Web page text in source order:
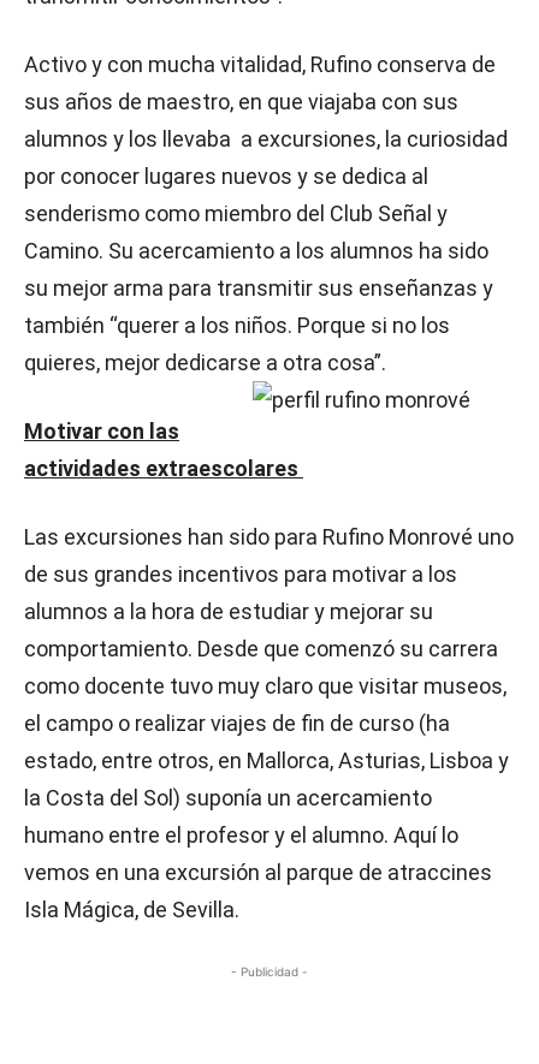
Activo y con mucha vitalidad, Rufino conserva de
sus años de maestro, en que viajaba con sus
alumnos y los llevaba a excursiones, la curiosidad
por conocer lugares nuevos y se dedica al
senderismo como miembro del Club Señal y
Camino. Su acercamiento a los alumnos ha sido
su mejor arma para transmitir sus enseñanzas y
también “querer a los niños. Porque si no los
quieres, mejor dedicarse a otra cosa”.
Motivar con las
actividades extraescolares
Las excursiones han sido para Rufino Monrové uno
de sus grandes incentivos para motivar a los
alumnos a la hora de estudiar y mejorar su
comportamiento. Desde que comenzó su carrera
como docente tuvo muy claro que visitar museos,
el campo o realizar viajes de fin de curso (ha
estado, entre otros, en Mallorca, Asturias, Lisboa y
la Costa del Sol) suponía un acercamiento
humano entre el profesor y el alumno. Aquí lo
vemos en una excursión al parque de atraccines
Isla Mágica, de Sevilla.
- Publicidad -